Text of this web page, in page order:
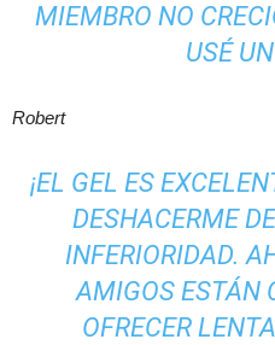
MIEMBRO NO
USÉ
Robert
¡EL GEL ES
DESHACERME
INFERIORIDAD.
AMIGOS ESTÁN
OFRECER